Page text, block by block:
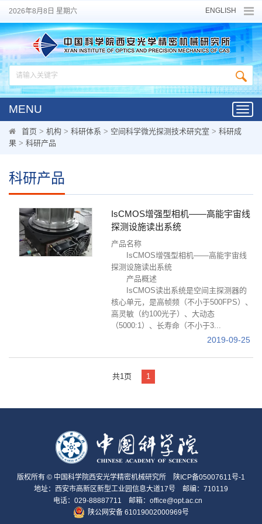
2026年8月8日 星期六 ENGLISH
MENU
首页 > 机构 > 科研体系 > 空间科学微光探测技术研究室 > 科研成
果 > 科研产品
科研产品
IsCMOS增强型相机——高能宇宙线
探测设施读出系统
产品名称
IsCMOS增强型相机——高能宇宙线
探测设施读出系统
产品概述
IsCMOS读出系统是空间主探测器的
核心单元，是高帧频（不小于500FPS）、
高灵敏（约100光子）、大动态
（5000:1）、长寿命（不小于3...
2019-09-25
共1页 1
版权所有 © 中国科学院西安光学精密机械研究所
陕ICP备05007611号-1
地址：西安市高新区新型工业园信息大道17号 邮编：710119
电话：029-88887711 邮箱：office@opt.ac.cn
陕公网安备 61019002000969号